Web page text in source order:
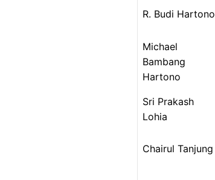
R. Budi Hartono
Michael
Bambang
Hartono
Sri Prakash
Lohia
Chairul Tanjung